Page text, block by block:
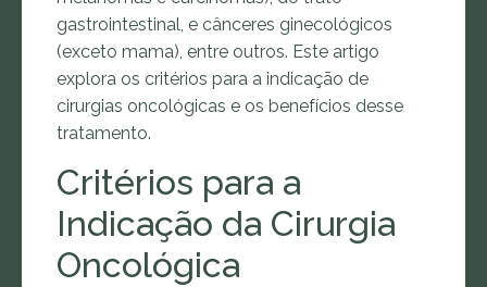
gastrointestinal, e cânceres ginecológicos
(exceto mama), entre outros. Este artigo
explora os critérios para a indicação de
cirurgias oncológicas e os benefícios desse
tratamento.
Critérios para a
Indicação da Cirurgia
Oncológica